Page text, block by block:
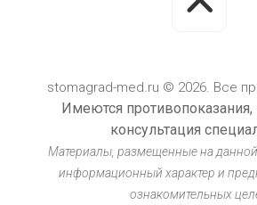
stomagrad-med.ru © 2026. Все
Имеются
консультация
Материалы, размещенные на данной
информационный характер и
ознакомительных